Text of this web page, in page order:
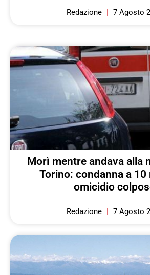
Redazione 7 Agosto
Morì mentre andava alla
Torino: condanna a 10
omicidio
Redazione 7 Agosto